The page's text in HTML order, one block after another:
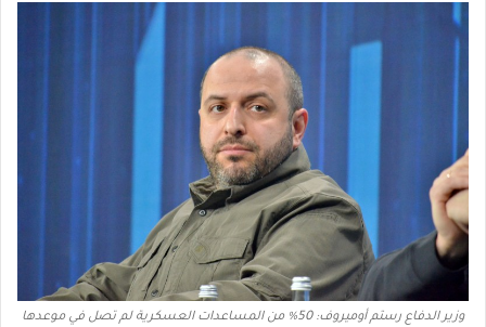
وزير الدفاع رستم أوميروف: 50% من المساعدات العسكرية لم تصل في موعدها